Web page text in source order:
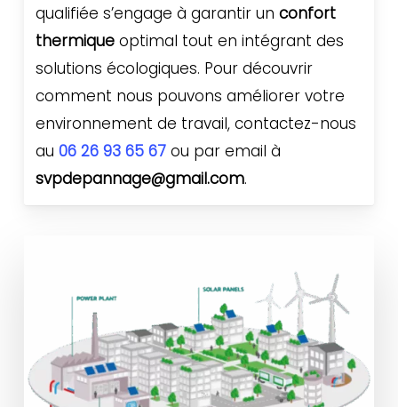
qualifiée s’engage à garantir unconfort
thermique optimal tout en intégrant des
solutions écologiques. Pour découvrir
comment nous pouvons améliorer votre
environnement de travail, contactez-nous
au06 26 93 65 67 ou par email à
svpdepannage@gmail.com.